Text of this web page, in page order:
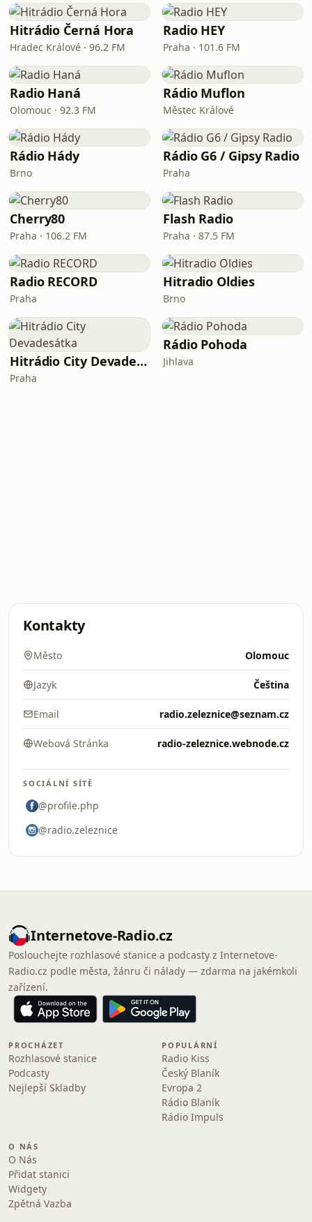
Hitrádio Černá Hora
Hradec Králové · 96.2 FM
Radio HEY
Praha · 101.6 FM
Radio Haná
Olomouc · 92.3 FM
Rádio Muflon
Městec Králové
Rádio Hády
Brno
Rádio G6 / Gipsy Radio
Praha
Cherry80
Praha · 106.2 FM
Flash Radio
Praha · 87.5 FM
Radio RECORD
Praha
Hitradio Oldies
Brno
Hitrádio City Devadesátka
Praha
Rádio Pohoda
Jihlava
Kontakty
Město Olomouc
Jazyk Čeština
Email radio.zeleznice@seznam.cz
Webová Stránka radio-zeleznice.webnode.cz
SOCIÁLNÍ SÍTĚ
@profile.php
@radio.zeleznice
Internetove-Radio.cz
Poslouchejte rozhlasové stanice a podcasty z Internetove-
Radio.cz podle města, žánru či nálady — zdarma na jakémkoli
zařízení.
PROCHÁZET
Rozhlasové stanice
Podcasty
Nejlepší Skladby
POPULÁRNÍ
Radio Kiss
Český Blaník
Evropa 2
Rádio Blaník
Rádio Impuls
O NÁS
O Nás
Přidat stanici
Widgety
Zpětná Vazba